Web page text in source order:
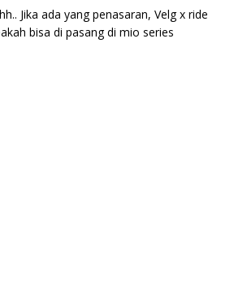
Jika ada yang penasaran, Velg x ride
bisa di pasang di mio series